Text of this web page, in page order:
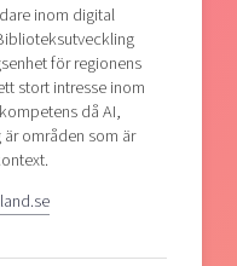
inom digital
för regionens
stort intresse inom
då AI,
områden som är